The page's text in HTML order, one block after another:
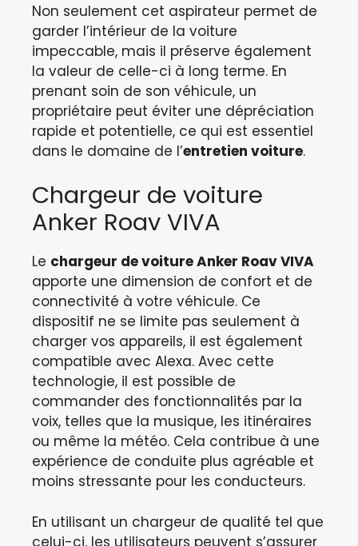
Non seulement cet aspirateur permet de
garder l’intérieur de la voiture
impeccable, mais il préserve également
la valeur de celle-ci à long terme. En
prenant soin de son véhicule, un
propriétaire peut éviter une dépréciation
rapide et potentielle, ce qui est essentiel
dans le domaine de l’entretien voiture.
Chargeur de voiture
Anker Roav VIVA
Le chargeur de voiture Anker Roav VIVA
apporte une dimension de confort et de
connectivité à votre véhicule. Ce
dispositif ne se limite pas seulement à
charger vos appareils, il est également
compatible avec Alexa. Avec cette
technologie, il est possible de
commander des fonctionnalités par la
voix, telles que la musique, les itinéraires
ou même la météo. Cela contribue à une
expérience de conduite plus agréable et
moins stressante pour les conducteurs.
En utilisant un chargeur de qualité tel que
celui-ci, les utilisateurs peuvent s’assurer